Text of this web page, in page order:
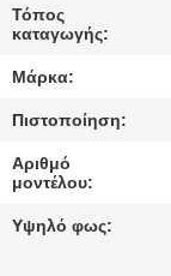
ΈΛΕΓΧΟΣ
ΜΑΖΊ
ΜΑΣ
Τόπος
καταγωγής:
Μάρκα:
Πιστοποίηση:
Αριθμό
μοντέλου:
Υψηλό φως: